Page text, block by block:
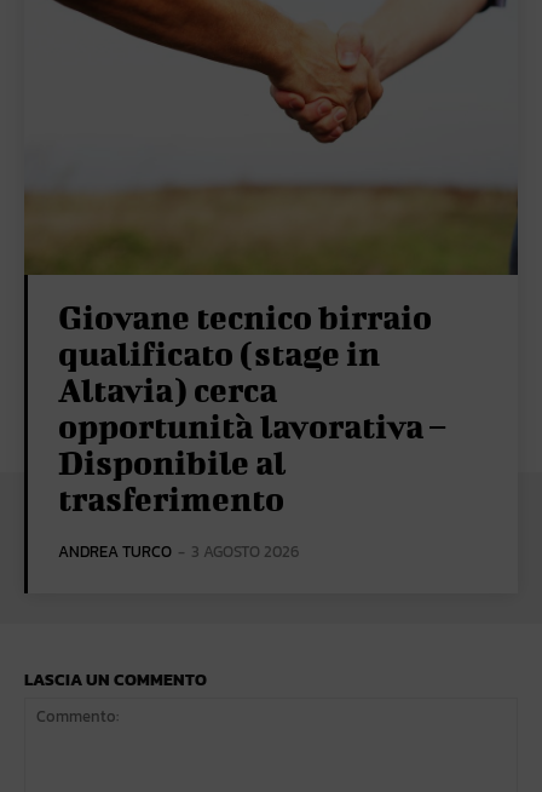
Giovane tecnico birraio
qualificato (stage in
Altavia) cerca
opportunità lavorativa –
Disponibile al
trasferimento
ANDREA TURCO - 3 AGOSTO 2026
LASCIA UN COMMENTO